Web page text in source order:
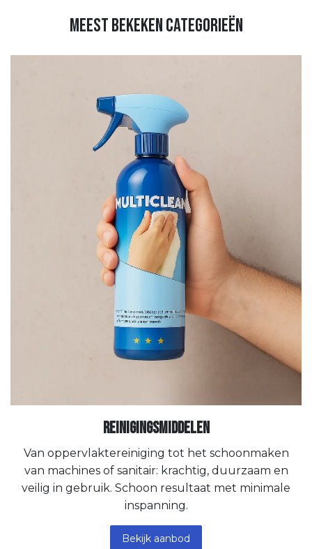
meest bekeken categorieën
Reinigingsmiddelen
Van oppervlaktereiniging tot het schoonmaken
van machines of sanitair: krachtig, duurzaam en
veilig in gebruik. Schoon resultaat met minimale
inspanning.
Bekijk aanbod